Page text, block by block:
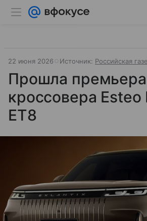
22 июня 2026 Источник: Российская
Прошла премьера
кроссовера Esteo
ET8